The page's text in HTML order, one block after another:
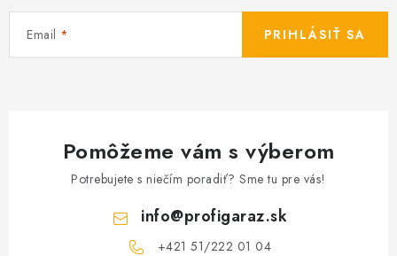
Email PRIHLÁSIŤ SA
Pomôžeme vám s výberom
Potrebujete s niečím poradiť? Sme tu pre vás!
info@profigaraz.sk
+421 51/222 01 04